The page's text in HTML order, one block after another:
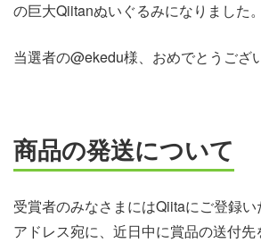
の巨大Qiitanぬいぐるみになりました。
当選者の@ekedu様、おめでとうござ
商品の発送について
受賞者のみなさまにはQiitaにご登録
アドレス宛に、近日中に賞品の送付